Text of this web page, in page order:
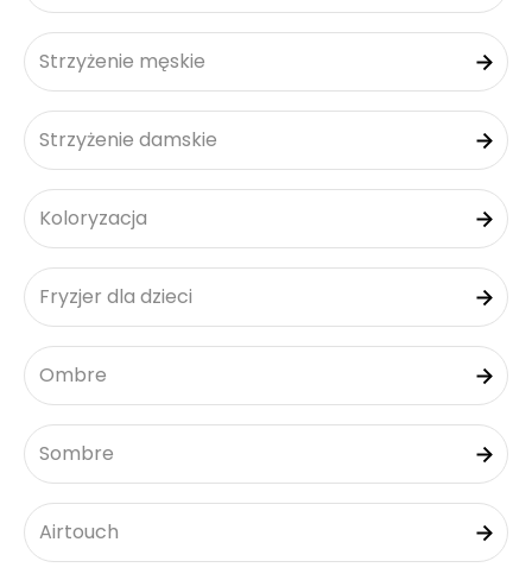
Strzyżenie męskie
Strzyżenie damskie
Koloryzacja
Fryzjer dla dzieci
Ombre
Sombre
Airtouch